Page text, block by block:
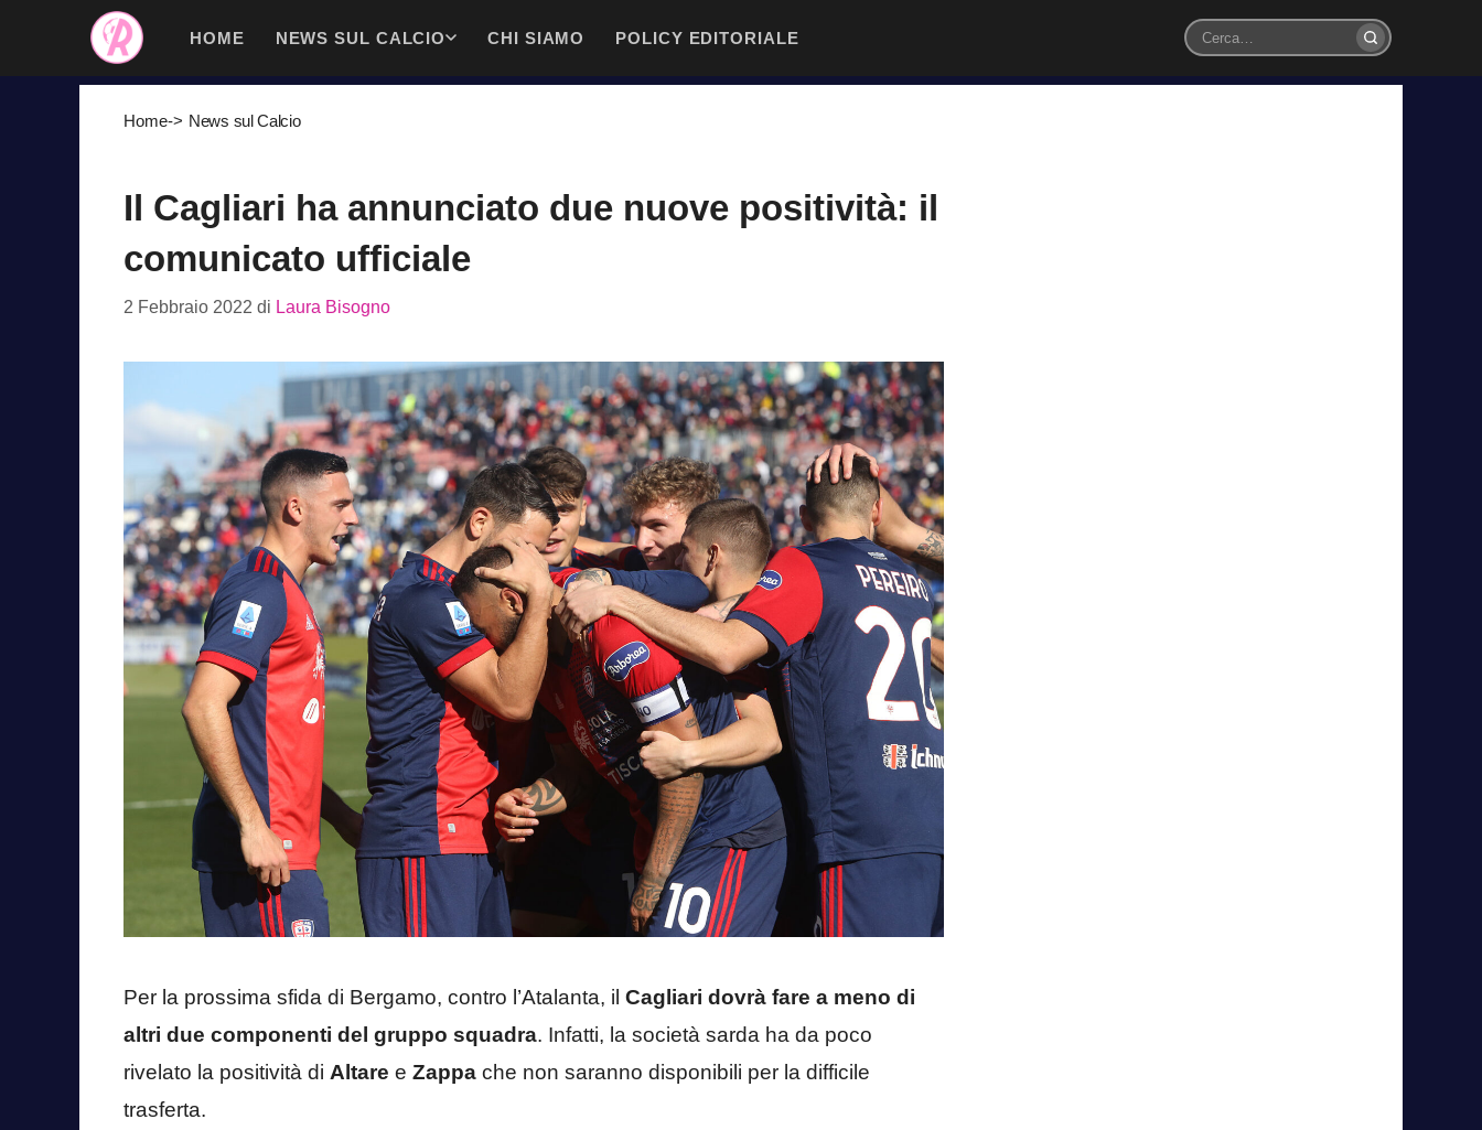
contenuto
HOME NEWS SUL CALCIO CHI SIAMO POLICY EDITORIALE
Cerca
Home-> News sul Calcio
Il Cagliari ha annunciato due nuove positività: il
comunicato ufficiale
2 Febbraio 2022 di Laura Bisogno
Per la prossima sfida di Bergamo, contro l’Atalanta, il Cagliari dovrà fare a meno di
altri due componenti del gruppo squadra. Infatti, la società sarda ha da poco
rivelato la positività di Altare e Zappa che non saranno disponibili per la difficile
trasferta.